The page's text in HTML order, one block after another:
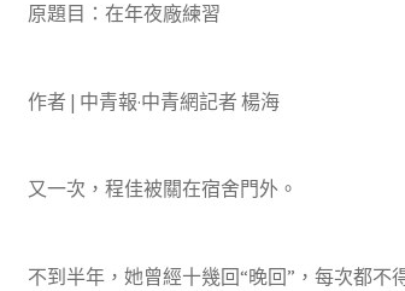
原題目：在年夜廠練習
作者 | 中青報·中青網記者 楊海
又一次，程佳被關在宿舍門外。
不到半年，她曾經十幾回“晚回”，每次都不